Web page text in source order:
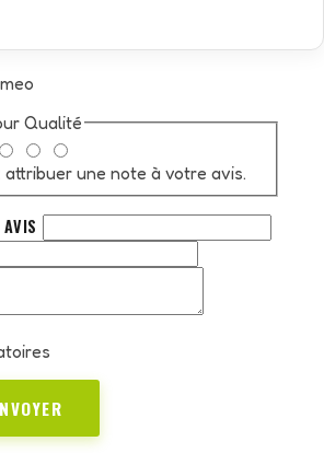
Qualité
attribuer une note à votre avis.